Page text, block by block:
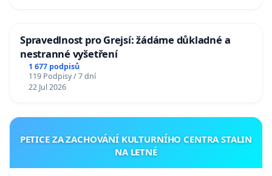
Spravedlnost pro Grejsí: žádáme důkladné a
nestranné vyšetření
1 677 podpisů
119 Podpisy / 7 dní
22 Jul 2026
PETICE ZA ZACHOVÁNÍ KULTURNÍHO CENTRA STALIN
NA LETNÉ